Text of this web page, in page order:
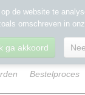
Bestelproces
de website te
omschreven in
ga akkoord